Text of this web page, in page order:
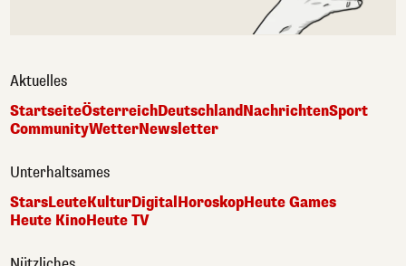
Aktuelles
StartseiteÖsterreichDeutschlandNachrichtenSport
CommunityWetterNewsletter
Unterhaltsames
StarsLeuteKulturDigital HoroskopHeute Games
Heute KinoHeute TV